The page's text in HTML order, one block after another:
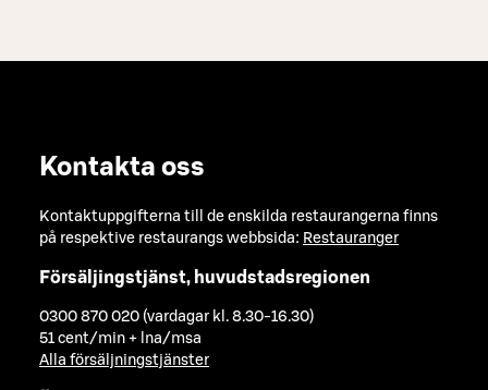
Kontakta oss
Kontaktuppgifterna till de enskilda restaurangerna finns
på respektive restaurangs webbsida: Restauranger
Försäljingstjänst, huvudstadsregionen
0300 870 020 (vardagar kl. 8.30-16.30)
51 cent/min + lna/msa
Alla försäljningstjänster